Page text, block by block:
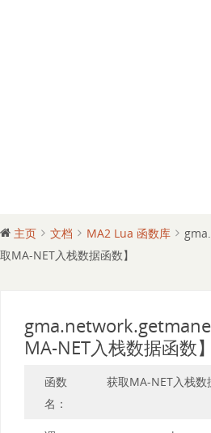
主页 文档 MA2 Lua 函数库
取MA-NET入栈数据函数】
MA-NET入栈数据函数】
函数
名：
获取MA-NET入栈数